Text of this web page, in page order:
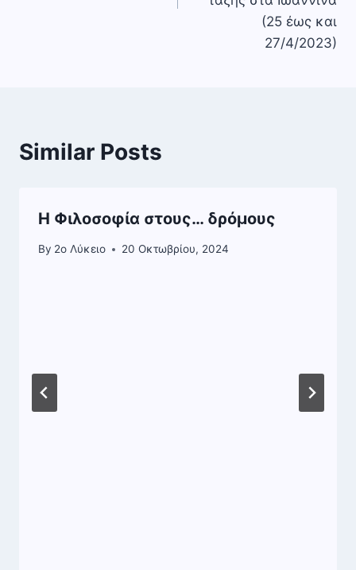
(25 έως και
27/4/2023)
Similar Posts
Η Φιλοσοφία στους… δρόμους
By 2o Λύκειο 20 Οκτωβρίου, 2024